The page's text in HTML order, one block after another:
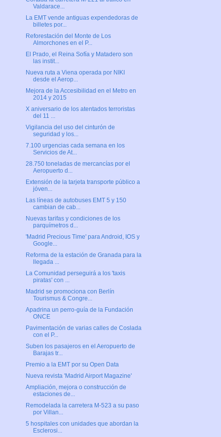
Valdarace...
La EMT vende antiguas expendedoras de
billetes por...
Reforestación del Monte de Los
Almorchones en el P...
El Prado, el Reina Sofía y Matadero son
las instit...
Nueva ruta a Viena operada por NIKI
desde el Aerop...
Mejora de la Accesibilidad en el Metro en
2014 y 2015
X aniversario de los atentados terroristas
del 11 ...
Vigilancia del uso del cinturón de
seguridad y los...
7.100 urgencias cada semana en los
Servicios de At...
28.750 toneladas de mercancías por el
Aeropuerto d...
Extensión de la tarjeta transporte público a
jóven...
Las líneas de autobuses EMT 5 y 150
cambian de cab...
Nuevas tarifas y condiciones de los
parquímetros d...
'Madrid Precious Time' para Android, IOS y
Google...
Reforma de la estación de Granada para la
llegada ...
La Comunidad perseguirá a los 'taxis
piratas' con ...
Madrid se promociona con Berlín
Tourismus & Congre...
Apadrina un perro-guía de la Fundación
ONCE
Pavimentación de varias calles de Coslada
con el P...
Suben los pasajeros en el Aeropuerto de
Barajas tr...
Premio a la EMT por su Open Data
Nueva revista 'Madrid Airport Magazine'
Ampliación, mejora o construcción de
estaciones de...
Remodelada la carretera M-523 a su paso
por Villan...
5 hospitales con unidades que abordan la
Esclerosi...